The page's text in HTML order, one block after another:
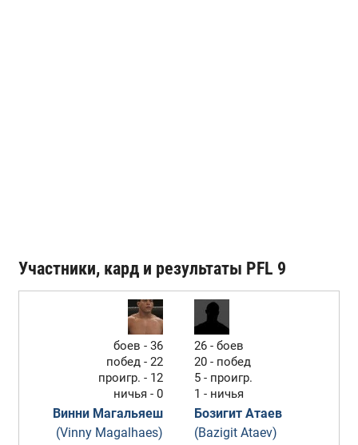
Участники, кард и результаты PFL 9
боев - 36
побед - 22
проигр. - 12
ничья - 0
Винни Магальяеш
(Vinny Magalhaes)
26 - боев
20 - побед
5 - проигр.
1 - ничья
Бозигит Атаев
(Bazigit Ataev)